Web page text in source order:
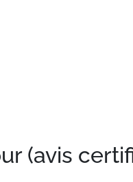
(avis